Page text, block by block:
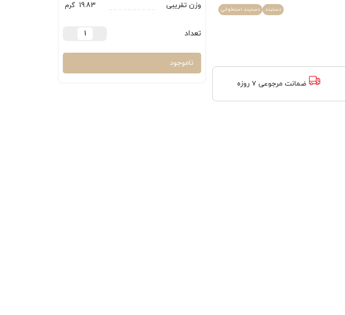
دستبند دستبند استخوانی
ضمانت مرجوعی ۷ روزه
وزن تقریبی 19.83 گرم
تعداد
ناموجود